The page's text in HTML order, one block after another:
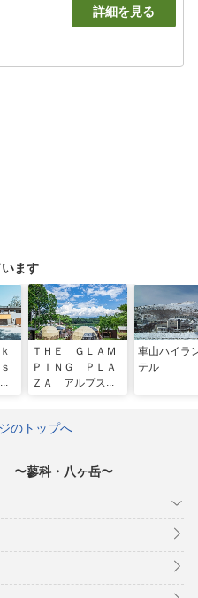
詳細を見る
ます
ＴＨＥ ＧＬＡＭ
ＰＩＮＧ ＰＬＡ
ＺＡ アルプスＢ
車山ハイラ
テル
のトップへ
〜蓼科・八ヶ岳〜